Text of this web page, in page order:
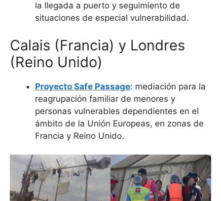
la llegada a puerto y seguimiento de
situaciones de especial vulnerabilidad.
Calais (Francia) y Londres
(Reino Unido)
Proyecto Safe Passage: mediación para la
reagrupación familiar de menores y
personas vulnerables dependientes en el
ámbito de la Unión Europeas, en zonas de
Francia y Reino Unido.